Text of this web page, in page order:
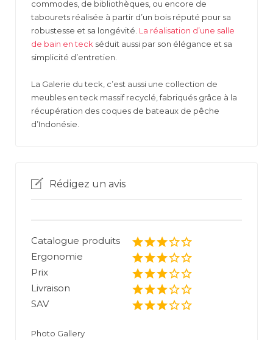
commodes, de bibliothèques, ou encore de
tabourets réalisée à partir d’un bois réputé pour sa
robustesse et sa longévité. La réalisation d’une salle
de bain en teck séduit aussi par son élégance et sa
simplicité d’entretien.
La Galerie du teck, c’est aussi une collection de
meubles en teck massif recyclé, fabriqués grâce à la
récupération des coques de bateaux de pêche
d’Indonésie.
Rédigez un avis
Catalogue produits
Ergonomie
Prix
Livraison
SAV
Photo Gallery